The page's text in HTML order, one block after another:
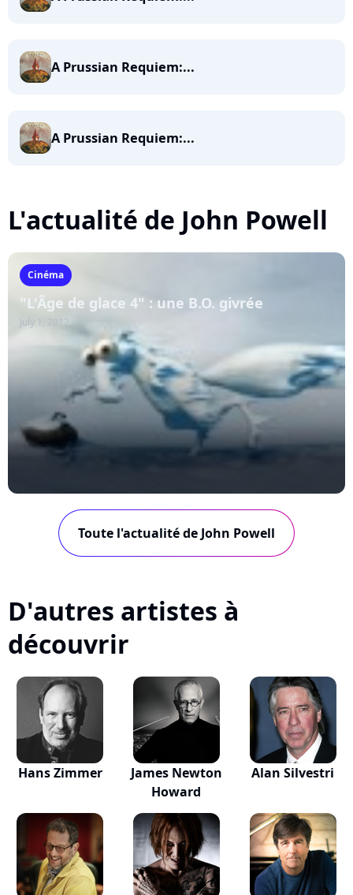
A Prussian Requiem:...
A Prussian Requiem:...
L'actualité de John Powell
Cinéma
"L'Âge de glace 4" : une B.O. givrée
July 1, 2012
Toute l'actualité de John Powell
D'autres artistes à
découvrir
Hans Zimmer
James Newton
Howard
Alan Silvestri